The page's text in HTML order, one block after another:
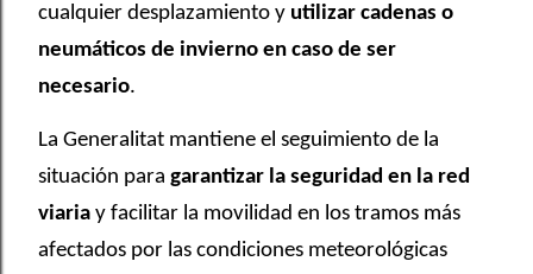
cualquier desplazamiento y utilizar cadenas o
neumáticos de invierno en caso de ser
necesario.
La Generalitat mantiene el seguimiento de la
situación para garantizar la seguridad en la red
viaria y facilitar la movilidad en los tramos más
afectados por las condiciones meteorológicas